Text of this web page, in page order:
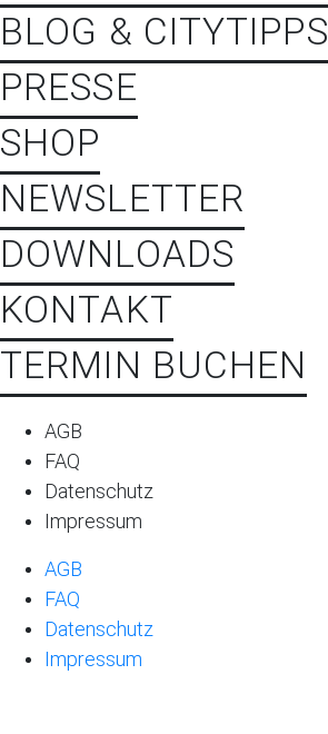
BLOG & CITYTIPPS
PRESSE
SHOP
NEWSLETTER
DOWNLOADS
KONTAKT
TERMIN BUCHEN
AGB
FAQ
Datenschutz
Impressum
AGB
FAQ
Datenschutz
Impressum